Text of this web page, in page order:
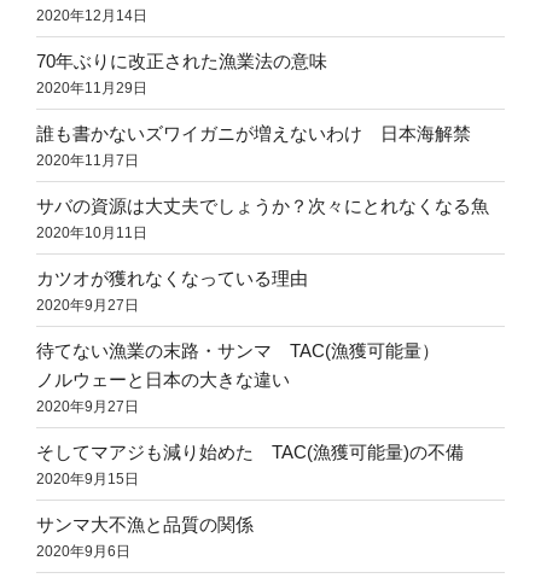
2020年12月14日
70年ぶりに改正された漁業法の意味
2020年11月29日
誰も書かないズワイガニが増えないわけ 日本海解禁
2020年11月7日
サバの資源は大丈夫でしょうか？次々にとれなくなる魚
2020年10月11日
カツオが獲れなくなっている理由
2020年9月27日
待てない漁業の末路・サンマ TAC(漁獲可能量）
ノルウェーと日本の大きな違い
2020年9月27日
そしてマアジも減り始めた TAC(漁獲可能量)の不備
2020年9月15日
サンマ大不漁と品質の関係
2020年9月6日